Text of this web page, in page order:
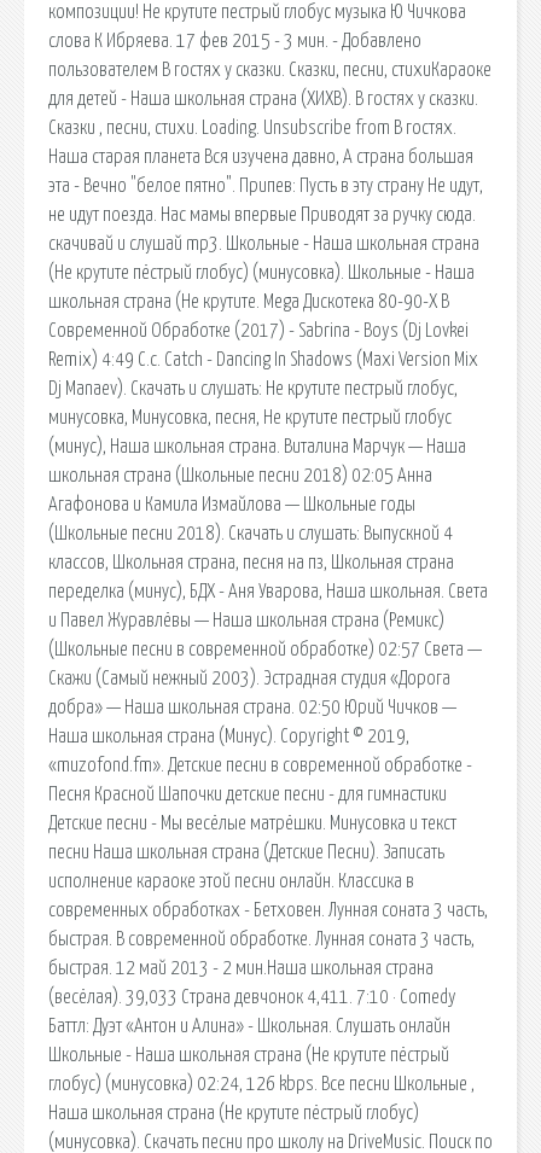
композиции! Не крутите пестрый глобус музыка Ю Чичкова
слова К Ибряева. 17 фев 2015 - 3 мин. - Добавлено
пользователем В гостях у сказки. Сказки, песни, стихиКараоке
для детей - Наша школьная страна (ХИХВ). В гостях у сказки.
Сказки , песни, стихи. Loading. Unsubscribe from В гостях.
Наша старая планета Вся изучена давно, А страна большая
эта - Вечно "белое пятно". Припев: Пусть в эту страну Не идут,
не идут поезда. Нас мамы впервые Приводят за ручку сюда.
скачивай и слушай mp3. Школьные - Наша школьная страна
(Не крутите пёстрый глобус) (минусовка). Школьные - Наша
школьная страна (Не крутите. Mega Дискотека 80-90-Х В
Современной Обработке (2017) - Sabrina - Boys (Dj Lovkei
Remix) 4:49 C.c. Catch - Dancing In Shadows (Maxi Version Mix
Dj Manaev). Скачать и слушать: Не крутите пестрый глобус,
минусовка, Минусовка, песня, Не крутите пестрый глобус
(минус), Наша школьная страна. Виталина Марчук — Наша
школьная страна (Школьные песни 2018) 02:05 Анна
Агафонова и Камила Измайлова — Школьные годы
(Школьные песни 2018). Скачать и слушать: Выпускной 4
классов, Школьная страна, песня на пз, Школьная страна
переделка (минус), БДХ - Аня Уварова, Наша школьная. Света
и Павел Журавлёвы — Наша школьная страна (Ремикс)
(Школьные песни в современной обработке) 02:57 Света —
Скажи (Самый нежный 2003). Эстрадная студия «Дорога
добра» — Наша школьная страна. 02:50 Юрий Чичков —
Наша школьная страна (Минус). Copyright © 2019,
«muzofond.fm». Детские песни в современной обработке -
Песня Красной Шапочки детские песни - для гимнастики
Детские песни - Мы весёлые матрёшки. Минусовка и текст
песни Наша школьная страна (Детские Песни). Записать
исполнение караоке этой песни онлайн. Классика в
современных обработках - Бетховен. Лунная соната 3 часть,
быстрая. В современной обработке. Лунная соната 3 часть,
быстрая. 12 май 2013 - 2 мин.Наша школьная страна
(весёлая). 39,033 Страна девчонок 4,411. 7:10 · Comedy
Баттл: Дуэт «Антон и Алина» - Школьная. Слушать онлайн
Школьные - Наша школьная страна (Не крутите пёстрый
глобус) (минусовка) 02:24, 126 kbps. Все песни Школьные ,
Наша школьная страна (Не крутите пёстрый глобус)
(минусовка). Скачать песни про школу на DriveMusic. Поиск по